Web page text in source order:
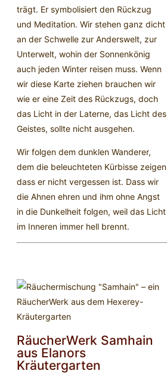
trägt. Er symbolisiert den Rückzug
und Meditation. Wir stehen ganz dicht
an der Schwelle zur Anderswelt, zur
Unterwelt, wohin der Sonnenkönig
auch jeden Winter reisen muss. Wenn
wir diese Karte ziehen brauchen wir
wie er eine Zeit des Rückzugs, doch
das Licht in der Laterne, das Licht des
Geistes, sollte nicht ausgehen.
Wir folgen dem dunklen Wanderer,
dem die beleuchteten Kürbisse zeigen
dass er nicht vergessen ist. Dass wir
die Ahnen ehren und ihm ohne Angst
in die Dunkelheit folgen, weil das Licht
im Inneren immer hell brennt.
RäucherWerk Samhain
aus Elanors
Kräutergarten